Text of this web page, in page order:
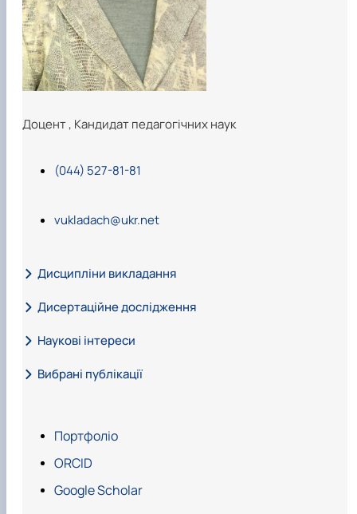
(044) 527-81-81
vukladach@ukr.net
Портфоліо
ORCID
Google Scholar
Доцент, Кандидат педагогічних наук
Дисципліни викладання
Викладає дисципліну:
Дисертаційне дослідження
Тема кандидатської дисертації:
Наукові інтереси
Наукові інтереси:
Вибрані публікації